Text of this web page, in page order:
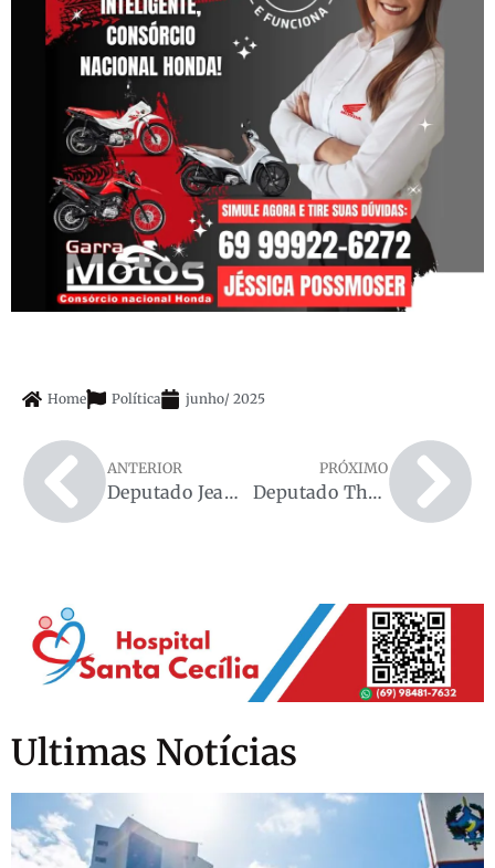
Home Política junho/ 2025
ANTERIOR
Deputado Jean Mendonça destina R$ 200 mil para Casa de Apoio a pacientes com câncer
PRÓXIMO
Deputado Thiago Flores assina pedido de reunião sobre PEC dos ex-territórios
Ultimas Notícias